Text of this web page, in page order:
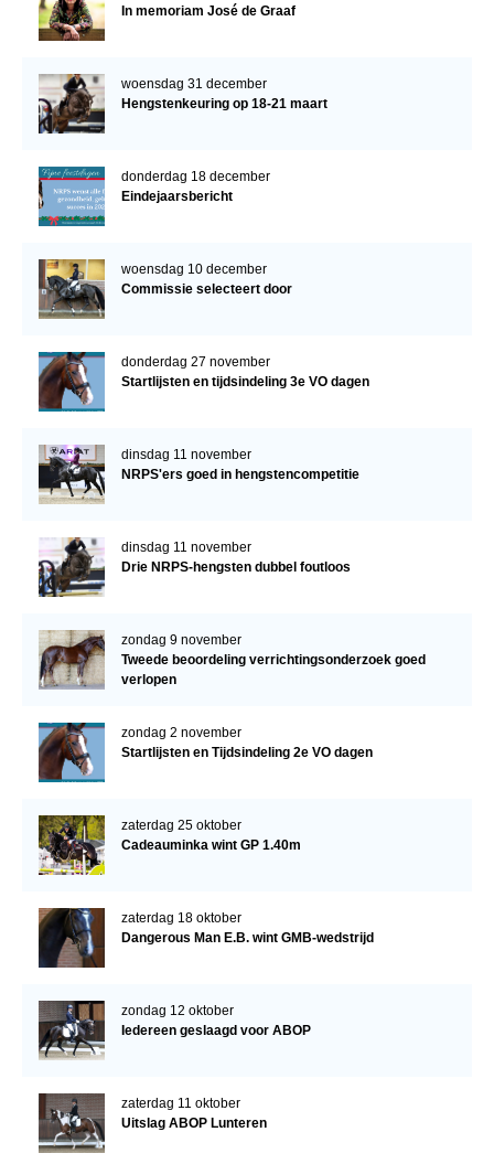
In memoriam José de Graaf
woensdag 31 december
Hengstenkeuring op 18-21 maart
donderdag 18 december
Eindejaarsbericht
woensdag 10 december
Commissie selecteert door
donderdag 27 november
Startlijsten en tijdsindeling 3e VO dagen
dinsdag 11 november
NRPS'ers goed in hengstencompetitie
dinsdag 11 november
Drie NRPS-hengsten dubbel foutloos
zondag 9 november
Tweede beoordeling verrichtingsonderzoek goed
verlopen
zondag 2 november
Startlijsten en Tijdsindeling 2e VO dagen
zaterdag 25 oktober
Cadeauminka wint GP 1.40m
zaterdag 18 oktober
Dangerous Man E.B. wint GMB-wedstrijd
zondag 12 oktober
Iedereen geslaagd voor ABOP
zaterdag 11 oktober
Uitslag ABOP Lunteren